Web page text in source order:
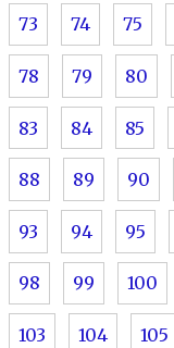
73 74 75
78 79 80
83 84 85
88 89 90
93 94 95
98 99 100
103 104 105